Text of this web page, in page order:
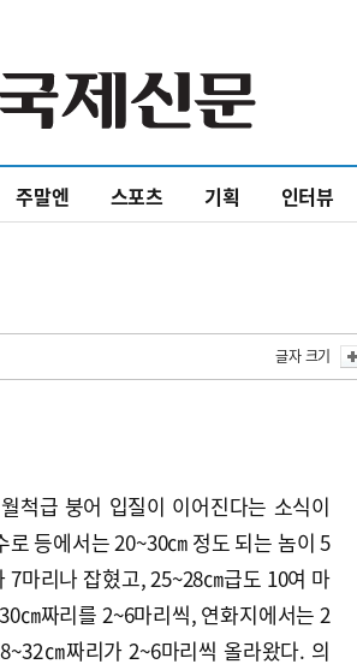
주말엔 스포츠 기획 인터뷰
글자 크기
척급 붕어 입질이 이어진다는 소식이
등에서는 20~30㎝ 정도 되는 놈이 5
마리나 잡혔고, 25~28㎝급도 10여 마
㎝짜리를 2~6마리씩, 연화지에서는 2
㎝짜리가 2~6마리씩 올라왔다. 의